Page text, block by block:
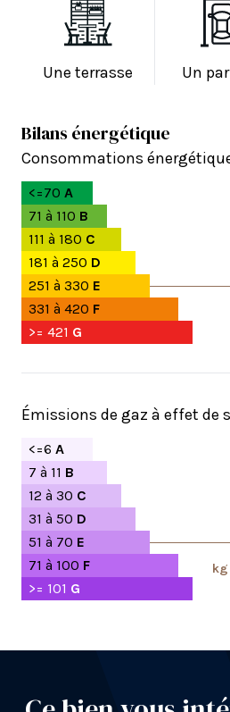
Une terrasse Un
Bilans énergétique
Consommations
<=70 A
71 à 110 B
111 à 180 C
181 à 250 D
251 à 330 E
331 à 420 F
>= 421 G
Émissions de gaz à effet de
<=6 A
7 à 11 B
12 à 30 C
31 à 50 D
51 à 70 E
kg
71 à 100 F
>= 101 G